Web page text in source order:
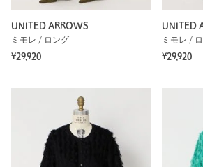
UNITED ARROWS
ミモレ / ロング
¥29,920
UNITED
ミモレ /
¥29,920